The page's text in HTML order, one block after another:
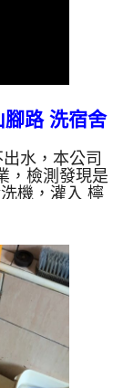
路 洗宿舍
水，本公司
，檢測發現是
機，灌入 檸
洗機 ，啟動
黑色瀑布，
出水量恢復
產生鐵鏽跟
下水含有氧
水會跟石油
面有銅的物